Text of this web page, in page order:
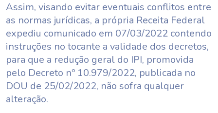
Assim, visando evitar eventuais conflitos entre
as normas jurídicas, a própria Receita Federal
expediu comunicado em 07/03/2022 contendo
instruções no tocante a validade dos decretos,
para que a redução geral do IPI, promovida
pelo Decreto nº 10.979/2022, publicada no
DOU de 25/02/2022, não sofra qualquer
alteração.